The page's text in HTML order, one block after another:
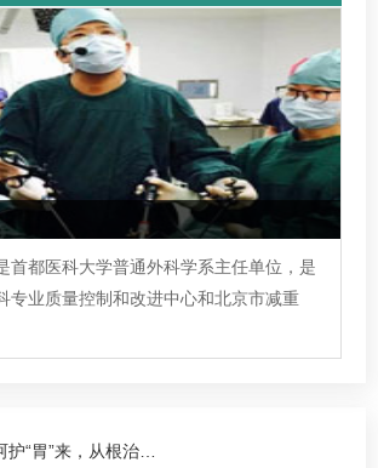
首都医科大学普通外科学系主任单位，是
专业质量控制和改进中心和北京市减重
护“胃”来，从根治…